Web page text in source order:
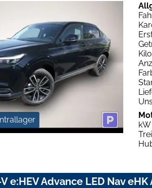
e:HEV Advance LED Nav eHK